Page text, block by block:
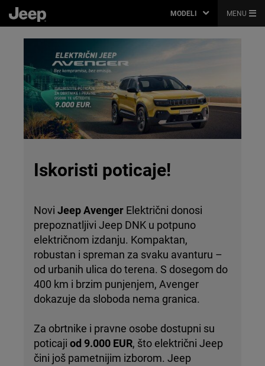
MODELI MENU
Iskoristi poticaje!
NoviJeep Avenger Električni donosi
prepoznatljivi Jeep DNK u potpuno
električnom izdanju. Kompaktan,
robustan i spreman za svaku avanturu –
od urbanih ulica do terena. S dosegom do
400 km i brzim punjenjem, Avenger
dokazuje da sloboda nema granica.
Za obrtnike i pravne osobe dostupni su
poticajiod 9.000 EUR, što električni Jeep
čini još pametnijim izborom. Jeep